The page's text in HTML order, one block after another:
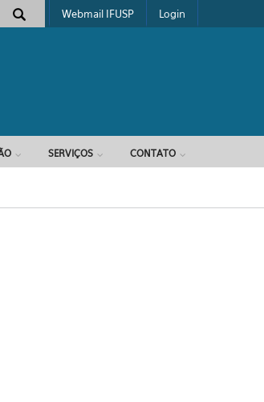
Webmail IFUSP Login
SERVIÇOS CONTATO